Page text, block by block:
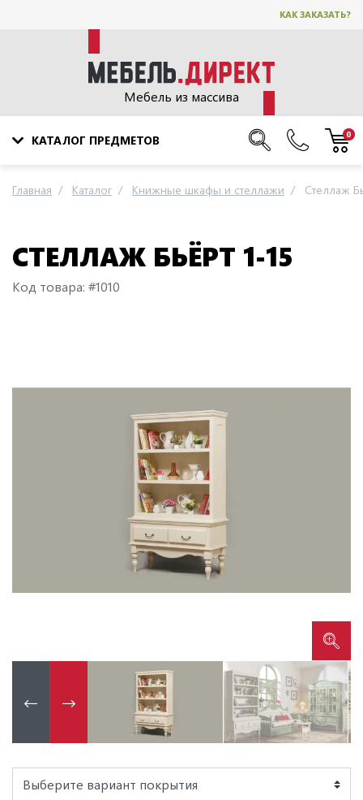
КАК ЗАКАЗАТЬ?
Мебель из массива
КАТАЛОГ ПРЕДМЕТОВ 0
Главная Каталог Книжные шкафы и стеллажи Стеллаж
СТЕЛЛАЖ БЬЁРТ 1-15
Код товара: #1010